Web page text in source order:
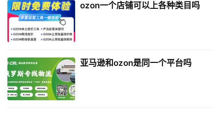
ozon一个店铺可以上各种类目吗
亚马逊和ozon是同一个平台吗